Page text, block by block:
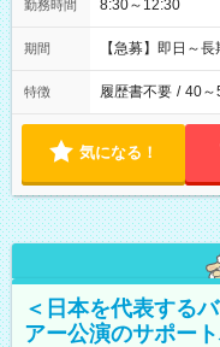
勤務時間 8:30～12:30
期間 【急募】即日～
特徴 履歴書不要 / 40～
気になる！
＜日本を代表する
アー公演のサポー